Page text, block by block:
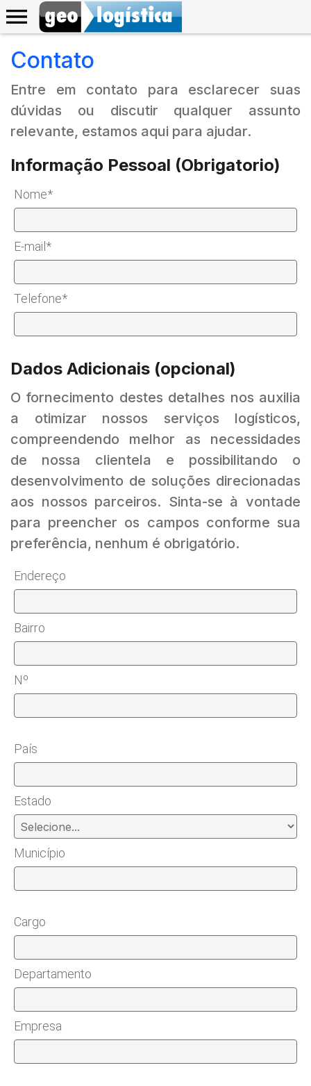
Contato
Entre em contato para esclarecer suas
dúvidas ou discutir qualquer assunto
relevante, estamos aqui para ajudar.
Informação Pessoal (Obrigatorio)
Nome*
E-mail*
Telefone*
Dados Adicionais (opcional)
O fornecimento destes detalhes nos auxilia
a otimizar nossos serviços logísticos,
compreendendo melhor as necessidades
de nossa clientela e possibilitando o
desenvolvimento de soluções direcionadas
aos nossos parceiros. Sinta-se à vontade
para preencher os campos conforme sua
preferência, nenhum é obrigatório.
Endereço
Bairro
Nº
País
Estado
Município
Cargo
Departamento
Empresa